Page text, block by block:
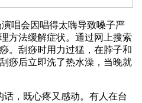
会因唱得太嗨导致嗓子严
方法缓解症状。通过网上搜索
。刮痧时用力过猛，在脖子和
痧后立即洗了热水澡，当晚就
既心疼又感动。有人在台